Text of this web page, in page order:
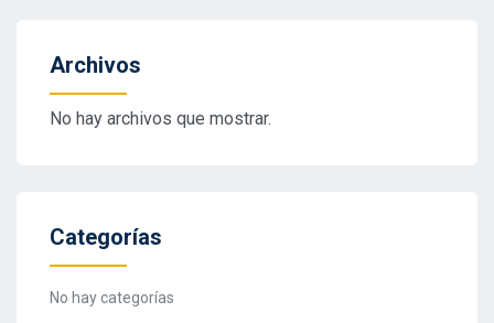
Archivos
No hay archivos que mostrar.
Categorías
No hay categorías